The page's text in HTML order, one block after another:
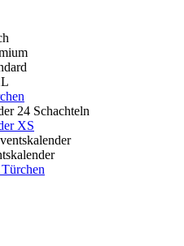
24 Schachteln
XS